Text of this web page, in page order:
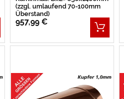
(zzgl. umlaufend 70-100mm
Überstand)
957,99 €